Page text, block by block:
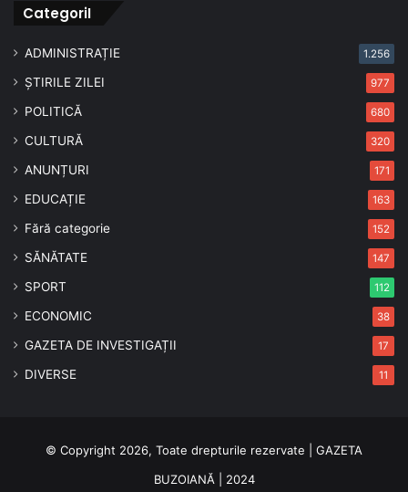
CategoriI
ADMINISTRAȚIE 1.256
ȘTIRILE ZILEI 977
POLITICĂ 680
CULTURĂ 320
ANUNȚURI 171
EDUCAȚIE 163
Fără categorie 152
SĂNĂTATE 147
SPORT 112
ECONOMIC 38
GAZETA DE INVESTIGAȚII 17
DIVERSE 11
© Copyright 2026, Toate drepturile rezervate | GAZETA
BUZOIANĂ | 2024